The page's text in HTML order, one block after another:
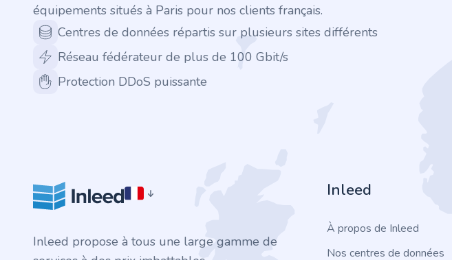
.in
.shop
.games
.it
équipements situés à Paris pour nos clients français.
Centres de données répartis sur plusieurs sites différents
Réseau fédérateur de plus de 100 Gbit/s
Protection DDoS puissante
Inleed propose à tous une large gamme de
Inleed
À propos de Inleed
Nos centres de données